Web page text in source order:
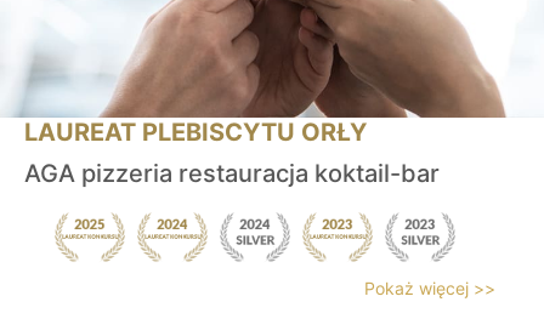
LAUREAT PLEBISCYTU ORŁY
AGA pizzeria restauracja koktail-bar
Pokaż więcej >>